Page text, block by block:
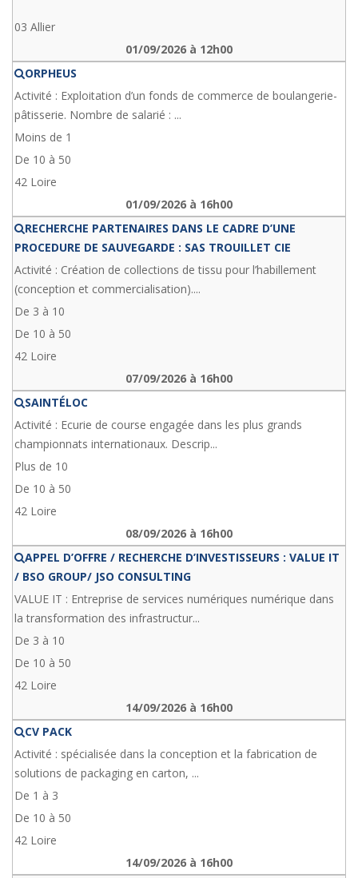
03 Allier
01/09/2026 à 12h00
ORPHEUS
Activité : Exploitation d’un fonds de commerce de boulangerie-
pâtisserie. Nombre de salarié : ...
Moins de 1
De 10 à 50
42 Loire
01/09/2026 à 16h00
RECHERCHE PARTENAIRES DANS LE CADRE D’UNE
PROCEDURE DE SAUVEGARDE : SAS TROUILLET CIE
Activité : Création de collections de tissu pour l’habillement
(conception et commercialisation)....
De 3 à 10
De 10 à 50
42 Loire
07/09/2026 à 16h00
SAINTÉLOC
Activité : Ecurie de course engagée dans les plus grands
championnats internationaux. Descrip...
Plus de 10
De 10 à 50
42 Loire
08/09/2026 à 16h00
APPEL D’OFFRE / RECHERCHE D’INVESTISSEURS : VALUE IT
/ BSO GROUP/ JSO CONSULTING
VALUE IT : Entreprise de services numériques numérique dans
la transformation des infrastructur...
De 3 à 10
De 10 à 50
42 Loire
14/09/2026 à 16h00
CV PACK
Activité : spécialisée dans la conception et la fabrication de
solutions de packaging en carton, ...
De 1 à 3
De 10 à 50
42 Loire
14/09/2026 à 16h00